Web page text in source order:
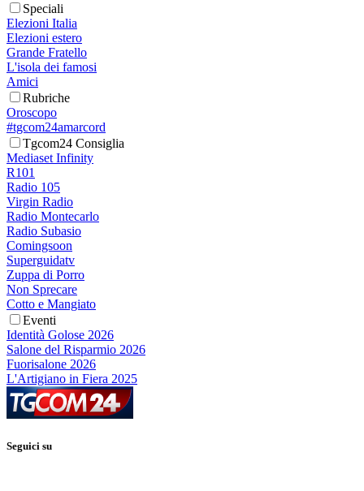
Speciali
Elezioni Italia
Elezioni estero
Grande Fratello
L'isola dei famosi
Amici
Rubriche
Oroscopo
#tgcom24amarcord
Tgcom24 Consiglia
Mediaset Infinity
R101
Radio 105
Virgin Radio
Radio Montecarlo
Radio Subasio
Comingsoon
Superguidatv
Zuppa di Porro
Non Sprecare
Cotto e Mangiato
Eventi
Identità Golose 2026
Salone del Risparmio 2026
Fuorisalone 2026
L'Artigiano in Fiera 2025
Seguici su